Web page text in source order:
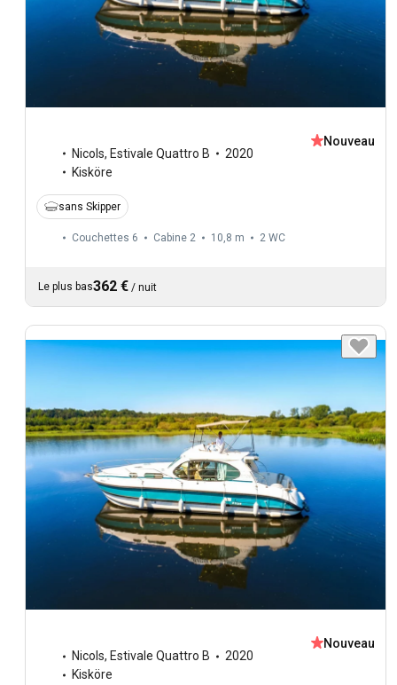
Nicols, Estivale Quattro B
2020
Kisköre
Nouveau
sans Skipper
Couchettes 6 Cabine 2 10,8 m 2 WC
Le plus bas362 € / nuit
Nicols, Estivale Quattro B
2020
Kisköre
Nouveau